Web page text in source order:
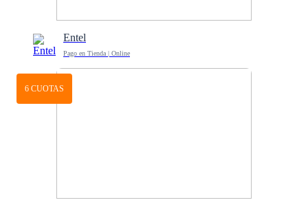
Entel
Pago en Tienda | Online
6 CUOTAS